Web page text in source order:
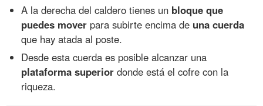
A la derecha del caldero tienes un bloque que
puedes mover para subirte encima de una cuerda
que hay atada al poste.
Desde esta cuerda es posible alcanzar una
plataforma superior donde está el cofre con la
riqueza.